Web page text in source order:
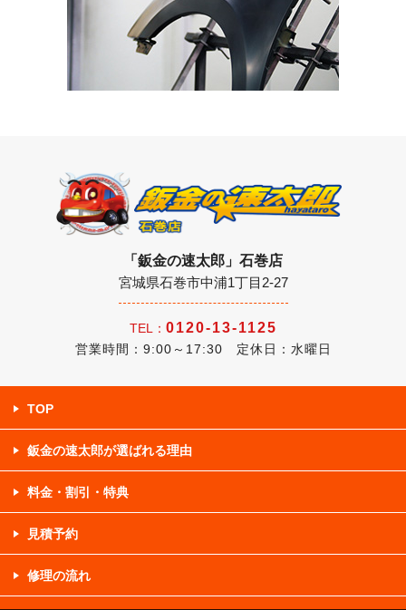
「鈑金の速太郎」石巻店
宮城県石巻市中浦1丁目2-27
TEL： 0120-13-1125
営業時間：9:00～17:30 定休日：水曜日
TOP
鈑金の速太郎が選ばれる理由
料金・割引・特典
見積予約
修理の流れ